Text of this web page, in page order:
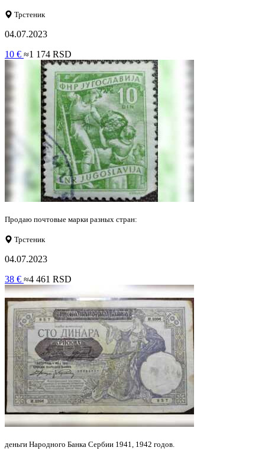
Трстеник
04.07.2023
10 € ≈1 174 RSD
Продаю почтовые марки разных стран:
Трстеник
04.07.2023
38 € ≈4 461 RSD
деньги Народного Банка Сербии 1941, 1942 годов.